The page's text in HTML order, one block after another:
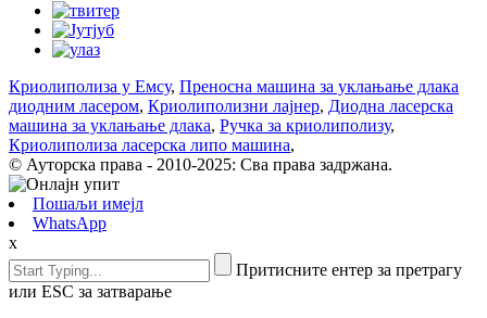
Криолиполиза у Емсу, Преносна машина за уклањање длака
диодним ласером, Криолиполизни лајнер, Диодна ласерска
машина за уклањање длака, Ручка за криолиполизу,
Криолиполиза ласерска липо машина,
© Ауторска права - 2010-2025: Сва права задржана.
Пошаљи имејл
WhatsApp
x
Притисните ентер за претрагу
или ESC за затварање